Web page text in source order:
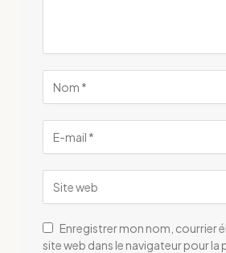
Enregistrer mon nom, courrier
site web dans le navigateur pour la